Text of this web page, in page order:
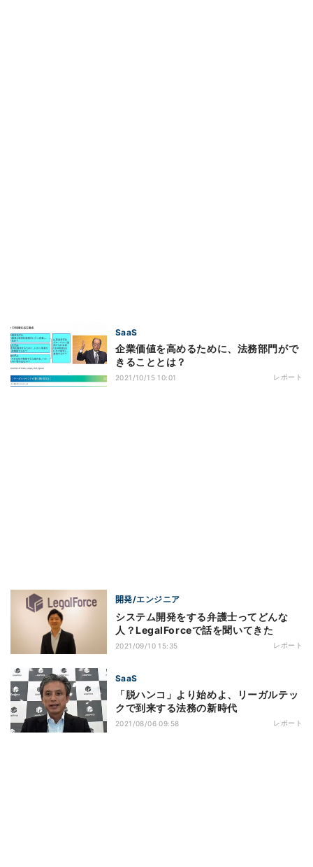
SaaS
企業価値を高めるために、法務部門がで
きることとは？
2021/10/15 10:01 レポート
開発/エンジニア
システム開発をする弁護士ってどんな
人？LegalForceで話を聞いてきた
2021/09/10 15:35 レポート
SaaS
「脱ハンコ」より始めよ、リーガルテッ
クで到来する法務の新時代
2021/08/06 09:58 レポート